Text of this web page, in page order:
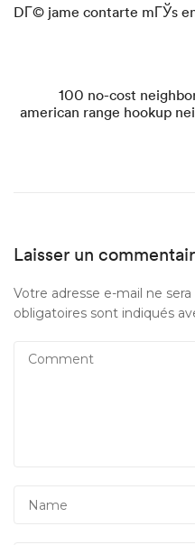
DГ© jame contarte mГЎs
100 no-cost
american range hookup
Laisser un
Votre adresse e-mail ne sera
obligatoires sont indiqués